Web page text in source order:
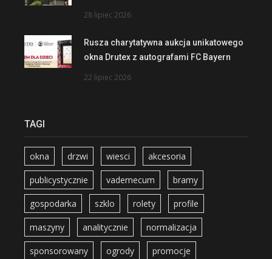
28 lipiec 2026
Rusza charytatywna aukcja unikatowego
okna Drutex z autografami FC Bayern
22 lipiec 2026
TAGI
okna drzwi wiesci akcesoria
publicystycznie vademecum bramy
gospodarka szklo rolety profile
maszyny analitycznie normalizacja
sponsorowany ogrody promocje